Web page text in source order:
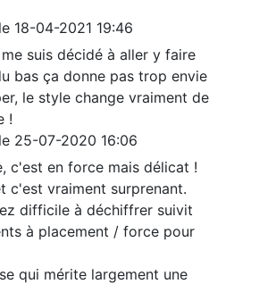
18-04-2021 19:46
suis décidé à aller y faire
bas ça donne pas trop envie
le style change vraiment de
!
25-07-2020 16:06
c'est en force mais délicat !
c'est vraiment surprenant.
difficile à déchiffrer suivit
à placement / force pour
qui mérite largement une